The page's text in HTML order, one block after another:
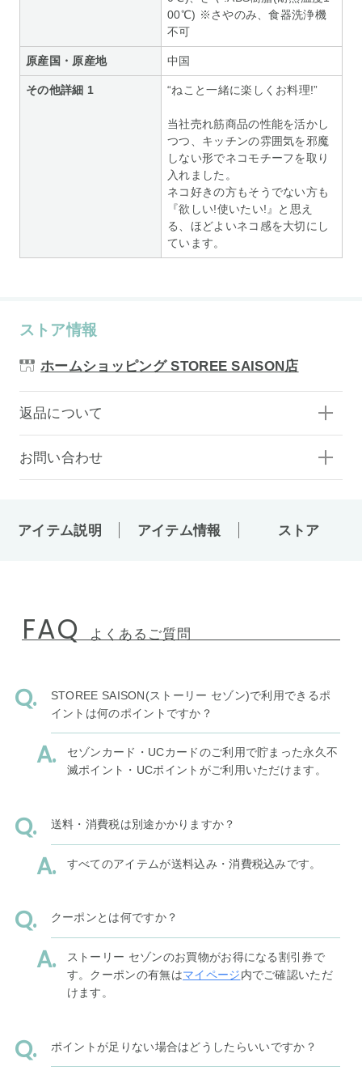
00℃) ※さやのみ、食器洗浄機
不可
原産国・原産地 中国
その他詳細 1 “ねこと一緒に楽しくお料理!”
当社売れ筋商品の性能を活かし
つつ、キッチンの雰囲気を邪魔
しない形でネコモチーフを取り
入れました。
ネコ好きの方もそうでない方も
『欲しい!使いたい!』と思え
る、ほどよいネコ感を大切にし
ています。
ストア情報
ホームショッピング STOREE SAISON店
返品について
お問い合わせ
アイテム説明 アイテム情報 ストア
FAQ よくあるご質問
STOREE SAISON(ストーリー セゾン)で利用できるポ
イントは何のポイントですか？
セゾンカード・UCカードのご利用で貯まった永久不
滅ポイント・UCポイントがご利用いただけます。
送料・消費税は別途かかりますか？
すべてのアイテムが送料込み・消費税込みです。
クーポンとは何ですか？
ストーリー セゾンのお買物がお得になる割引券で
す。クーポンの有無はマイページ内でご確認いただ
けます。
ポイントが足りない場合はどうしたらいいですか？